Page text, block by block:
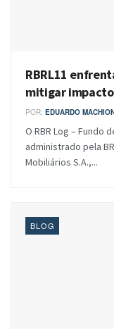
RBRL11
mitigar
POR: EDUARDO
O RBR Log – Fundo
administrado pela
Mobiliários S.A.,...
BLOG